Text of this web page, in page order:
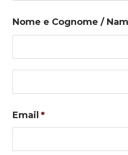
Nome e Cognome /
Email *